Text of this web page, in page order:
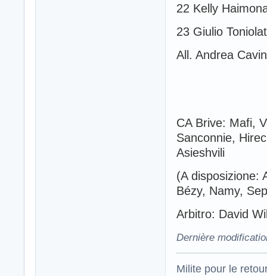
22 Kelly
23 Giulio
All. Andrea
CA Brive: Mafi,
Sanconnie,
Asieshvili
(A disposizione:
Bézy, Namy,
Arbitro: David
Dernière
Milite pour le